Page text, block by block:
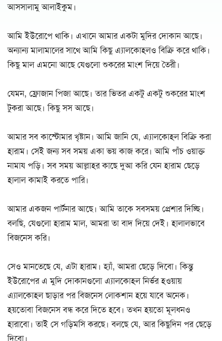
আসসালামু আলাইকুম।
আমি ইউরোপে থাকি। এখানে আমার একটা মুদির দোকান আছে।
অন্যান্য মালামালের সাথে আমি কিছু এ্যালকোহলও বিক্রি করে থাকি।
কিছু মাল এমনো আছে যেগুলো শুকরের মাংশ দিয়ে তৈরী।
যেমন, ফ্রোজান পিজা আছে। তার ভিতর একটু একটু শুকরের মাংশ
টুকরা আছে। কিছু সস আছে।
আমার সব কাস্টোমার খৃষ্টান। আমি জানি যে, এ্যালকোহল বিক্রি করা
হারাম। সেই জন্য সব সময় একা ভয় কাজ করে। আমি পাঁচ ওয়াক্ত
নামায পড়ি। সব সময় আল্লাহর কাছে দুআ করি যেন হারাম ছেড়ে
হালাল কামাই করতে পারি।
আমার একজন পার্টনার আছে। আমি তাকে সবসময় প্রেশার দিচ্ছি।
বলছি, যেগুলো হারাম মাল, আমরা তা বাদ দিয়ে দেই। হালালভাবে
বিজনেস করি।
সেও মানতেছে যে, এটা হারাম। হ্যাঁ, আমরা ছেড়ে দিবো। কিন্তু
ইউরোপের এ মুদি দোকানগুলো এ্যালকোহল নির্ভর হওয়ায়
এ্যালকোহল ছাড়ার পর বিজনেস লোকশান হয়ে যাবে অনেক।
হয়তোবা বিজনেস বন্ধ করে দিতে হবে। তখন হয়তো মূলধনও
হারাবো। তাই সে গড়িমসি করছে। বলছে যে, আর কিছুদিন পর ছেড়ে
দিবো।